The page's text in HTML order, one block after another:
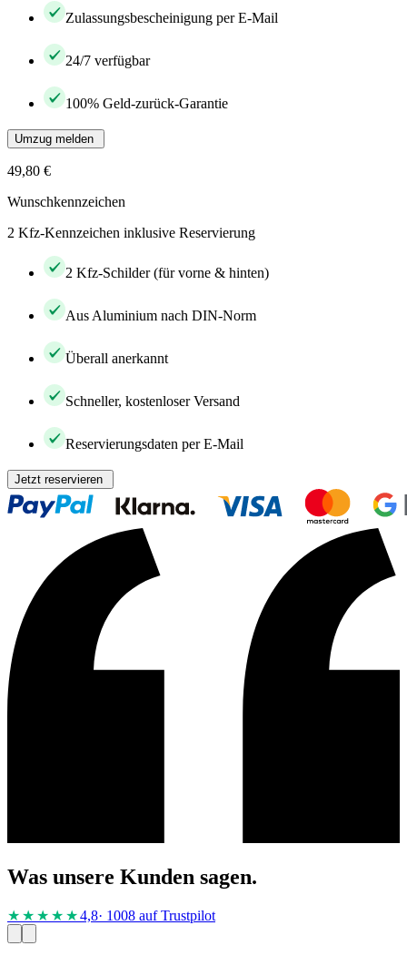
Zulassungsbescheinigung per E-Mail
24/7 verfügbar
100% Geld-zurück-Garantie
Umzug melden
49,80 €
Wunschkennzeichen
2 Kfz-Kennzeichen inklusive Reservierung
2 Kfz-Schilder (für vorne & hinten)
Aus Aluminium nach DIN-Norm
Überall anerkannt
Schneller, kostenloser Versand
Reservierungsdaten per E-Mail
Jetzt reservieren
Was unsere Kunden sagen.
★★★★ ★4,8· 1008 auf Trustpilot